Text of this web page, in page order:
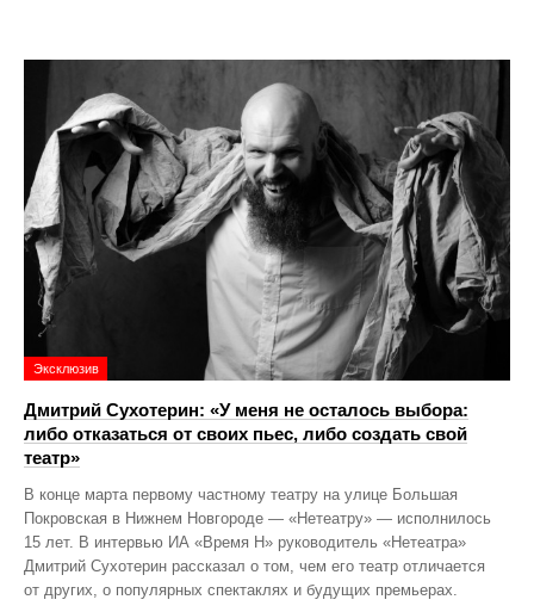
Эксклюзив
Дмитрий Сухотерин: «У меня не осталось выбора:
либо отказаться от своих пьес, либо создать свой
театр»
В конце марта первому частному театру на улице Большая
Покровская в Нижнем Новгороде — «Нетеатру» — исполнилось
15 лет. В интервью ИА «Время Н» руководитель «Нетеатра»
Дмитрий Сухотерин рассказал о том, чем его театр отличается
от других, о популярных спектаклях и будущих премьерах.